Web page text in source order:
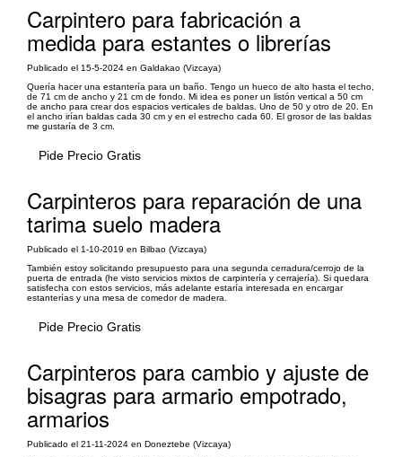
Carpintero para fabricación a
medida para estantes o librerías
Publicado el 15-5-2024 en Galdakao (Vizcaya)
Quería hacer una estantería para un baño. Tengo un hueco de alto hasta el techo,
de 71 cm de ancho y 21 cm de fondo. Mi idea es poner un listón vertical a 50 cm
de ancho para crear dos espacios verticales de baldas. Uno de 50 y otro de 20. En
el ancho irían baldas cada 30 cm y en el estrecho cada 60. El grosor de las baldas
me gustaría de 3 cm.
Pide Precio Gratis
Carpinteros para reparación de una
tarima suelo madera
Publicado el 1-10-2019 en Bilbao (Vizcaya)
También estoy solicitando presupuesto para una segunda cerradura/cerrojo de la
puerta de entrada (he visto servicios mixtos de carpintería y cerrajería). Si quedara
satisfecha con estos servicios, más adelante estaría interesada en encargar
estanterías y una mesa de comedor de madera.
Pide Precio Gratis
Carpinteros para cambio y ajuste de
bisagras para armario empotrado,
armarios
Publicado el 21-11-2024 en Doneztebe (Vizcaya)